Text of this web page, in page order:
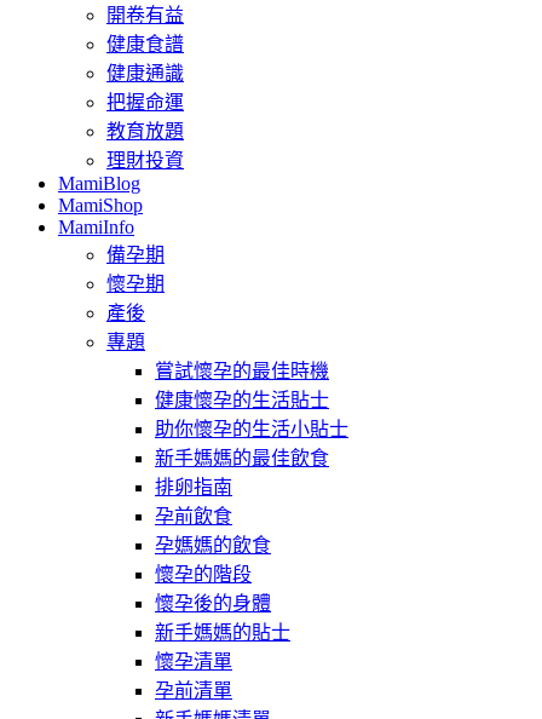
開卷有益
健康食譜
健康通識
把握命運
教育放題
理財投資
MamiBlog
MamiShop
MamiInfo
備孕期
懷孕期
產後
專題
嘗試懷孕的最佳時機
健康懷孕的生活貼士
助你懷孕的生活小貼士
新手媽媽的最佳飲食
排卵指南
孕前飲食
孕媽媽的飲食
懷孕的階段
懷孕後的身體
新手媽媽的貼士
懷孕清單
孕前清單